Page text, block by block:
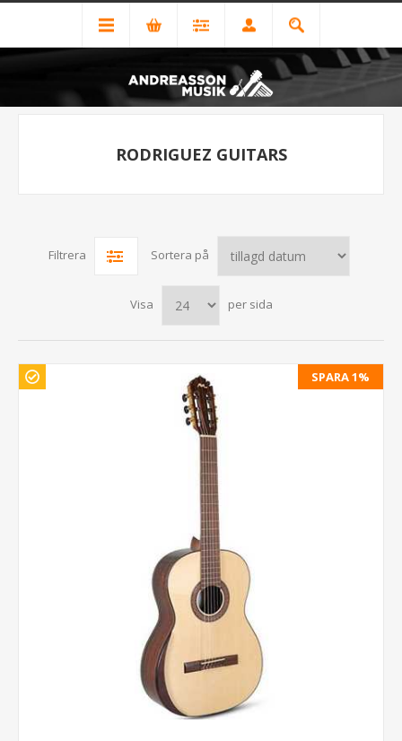
RODRIGUEZ GUITARS
Filtrera Sortera på
Visa per sida
SPARA 1%